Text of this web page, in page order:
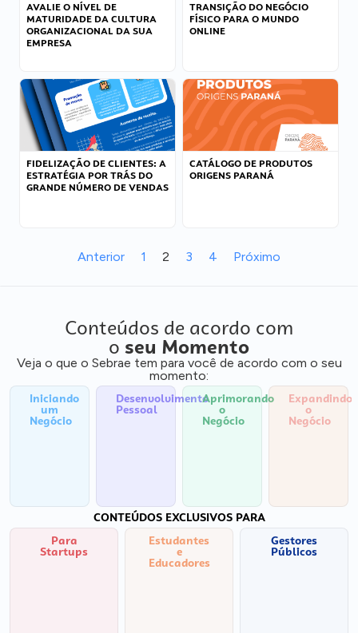
AVALIE O NÍVEL DE
MATURIDADE DA CULTURA
ORGANIZACIONAL DA SUA
EMPRESA
TRANSIÇÃO DO NEGÓCIO
FÍSICO PARA O MUNDO
ONLINE
FIDELIZAÇÃO DE CLIENTES: A
ESTRATÉGIA POR TRÁS DO
GRANDE NÚMERO DE VENDAS
CATÁLOGO DE PRODUTOS
ORIGENS PARANÁ
Anterior 1 2 3 4 Próximo
Conteúdos de acordo com
o seu Momento
Veja o que o Sebrae tem para você de acordo com o seu
momento:
Iniciando
um
Negócio
Desenvolvimento
Pessoal
Aprimorando
o
Negócio
Expandindo
o
Negócio
CONTEÚDOS EXCLUSIVOS PARA
Para
Startups
Estudantes
e
Educadores
Gestores
Públicos